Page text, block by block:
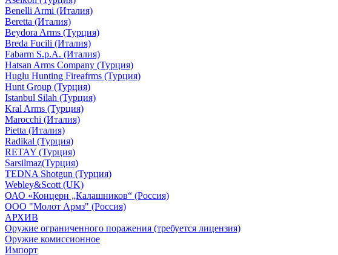
Benelli Armi (Италия)
Beretta (Италия)
Beydora Arms (Турция)
Breda Fucili (Италия)
Fabarm S.p.A. (Италия)
Hatsan Arms Company (Турция)
Huglu Hunting Fireafrms (Турция)
Hunt Group (Турция)
Istanbul Silah (Турция)
Kral Arms (Турция)
Marocchi (Италия)
Pietta (Италия)
Radikal (Турция)
RETAY (Турция)
Sarsilmaz(Турция)
TEDNA Shotgun (Турция)
Webley&Scott (UK)
ОАО «Концерн „Калашников“ (Россия)
ООО "Молот Армз" (Россия)
АРХИВ
Оружие ограниченного поражения (требуется лицензия)
Оружие комиссионное
Импорт